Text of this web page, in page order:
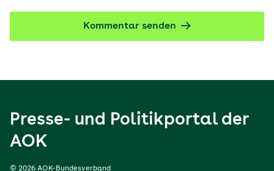
Kommentar senden
Presse- und Politikportal der
AOK
© 2026 AOK-Bundesverband